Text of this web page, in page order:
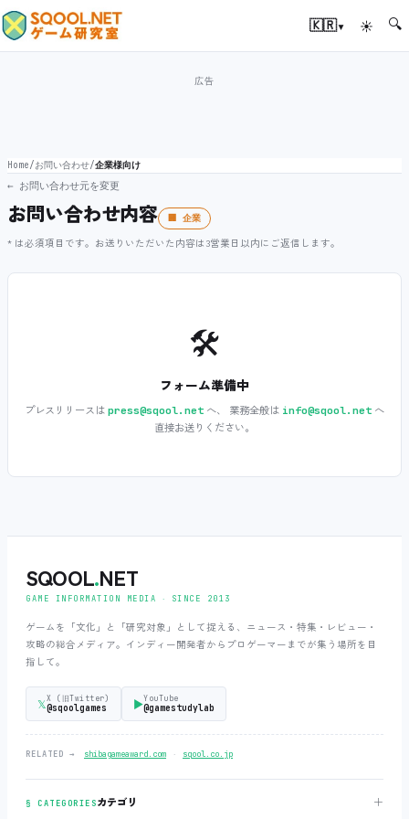
🇰🇷▾ ☀ 🔍
Home/お問い合わせ/企業様向け
← お問い合わせ元を変更
お問い合わせ内容 🏢 企業
* は必須項目です。お送りいただいた内容は3営業日以内にご返信します。
🛠️
フォーム準備中
プレスリリースは press@sqool.net へ、 業務全般は info@sqool.net へ
直接お送りください。
SQOOL.NET
GAME INFORMATION MEDIA ‧ SINCE 2013
ゲームを「文化」と「研究対象」として捉える、ニュース・特集・レビュー・
攻略の総合メディア。インディー開発者からプロゲーマーまでが集う場所を目
指して。
𝕏X (旧Twitter)
@sqoolgames ▶YouTube
@gamestudylab
RELATED → shibagameaward.com ‧ sqool.co.jp
§ CATEGORIESカテゴリ ＋